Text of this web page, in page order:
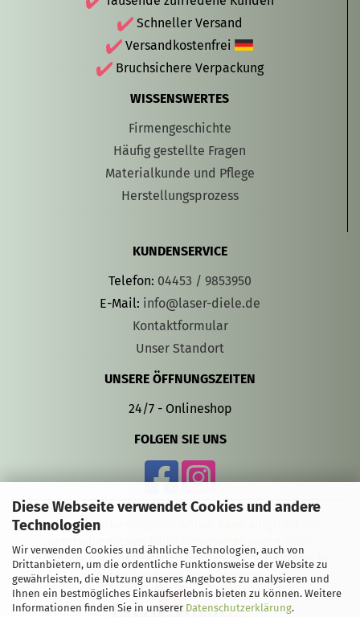
Diese Webseite verwendet Cookies und andere
Technologien
Wir verwenden Cookies und ähnliche Technologien, auch von
Drittanbietern, um die ordentliche Funktionsweise der Website zu
gewährleisten, die Nutzung unseres Angebotes zu analysieren und
Ihnen ein bestmögliches Einkaufserlebnis bieten zu können. Weitere
Informationen finden Sie in unserer Datenschutzerklärung.
Schneller Versand
Versandkostenfrei
Bruchsichere Verpackung
WISSENSWERTES
Firmengeschichte
Häufig gestellte Fragen
Materialkunde und Pflege
Herstellungsprozess
KUNDENSERVICE
Telefon: 04453 / 9853950
E-Mail: info@laser-diele.de
Kontaktformular
Unser Standort
UNSERE ÖFFNUNGSZEITEN
24/7 - Onlineshop
FOLGEN SIE UNS
Die Gravurfarbe einzelner Artikel, kann aufgrund von
unterschiedlichen Bildschirmeinstellungen, nicht
authentisch wiedergegeben werden und farblich leicht
von den Produktbildern abweichen.